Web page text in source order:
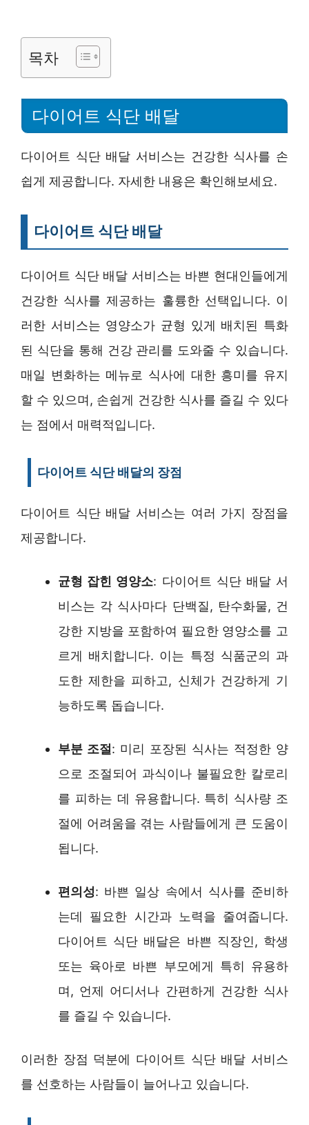
목차
다이어트 식단 배달
다이어트 식단 배달 서비스는 건강한 식사를 손
쉽게 제공합니다. 자세한 내용은 확인해보세요.
다이어트 식단 배달
다이어트 식단 배달 서비스는 바쁜 현대인들에게
건강한 식사를 제공하는 훌륭한 선택입니다. 이
러한 서비스는 영양소가 균형 있게 배치된 특화
된 식단을 통해 건강 관리를 도와줄 수 있습니다.
매일 변화하는 메뉴로 식사에 대한 흥미를 유지
할 수 있으며, 손쉽게 건강한 식사를 즐길 수 있다
는 점에서 매력적입니다.
다이어트 식단 배달의 장점
다이어트 식단 배달 서비스는 여러 가지 장점을
제공합니다.
균형 잡힌 영양소: 다이어트 식단 배달 서
비스는 각 식사마다 단백질, 탄수화물, 건
강한 지방을 포함하여 필요한 영양소를 고
르게 배치합니다. 이는 특정 식품군의 과
도한 제한을 피하고, 신체가 건강하게 기
능하도록 돕습니다.
부분 조절: 미리 포장된 식사는 적정한 양
으로 조절되어 과식이나 불필요한 칼로리
를 피하는 데 유용합니다. 특히 식사량 조
절에 어려움을 겪는 사람들에게 큰 도움이
됩니다.
편의성: 바쁜 일상 속에서 식사를 준비하
는데 필요한 시간과 노력을 줄여줍니다.
다이어트 식단 배달은 바쁜 직장인, 학생
또는 육아로 바쁜 부모에게 특히 유용하
며, 언제 어디서나 간편하게 건강한 식사
를 즐길 수 있습니다.
이러한 장점 덕분에 다이어트 식단 배달 서비스
를 선호하는 사람들이 늘어나고 있습니다.